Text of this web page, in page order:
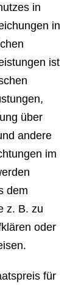
in
in
ist
über
andere
im
dem
z. B. zu
oder
für